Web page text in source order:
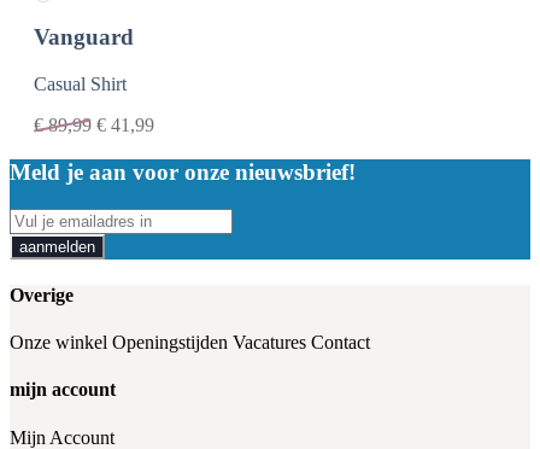
Vanguard
Casual Shirt
€89,99 € 41,99
Meld je aan voor onze nieuwsbrief!
aanmelden
Overige
Onze winkel Openingstijden Vacatures Contact
mijn account
Mijn Account